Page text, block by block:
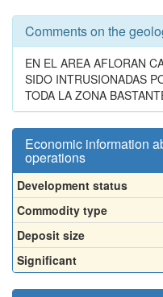
Comments on the
EN EL AREA AFLORAN
SIDO INTRUSIONADAS
TODA LA ZONA
Economic information
operations
Development status
Commodity type
Deposit size
Significant